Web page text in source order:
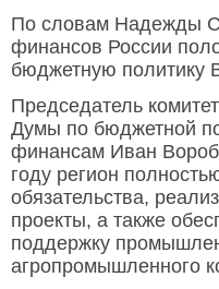
По словам Надежды
финансов России
бюджетную политику
Председатель
Думы по бюджетной
финансам Иван
году регион
обязательства,
проекты, а также
поддержку
агропромышленного